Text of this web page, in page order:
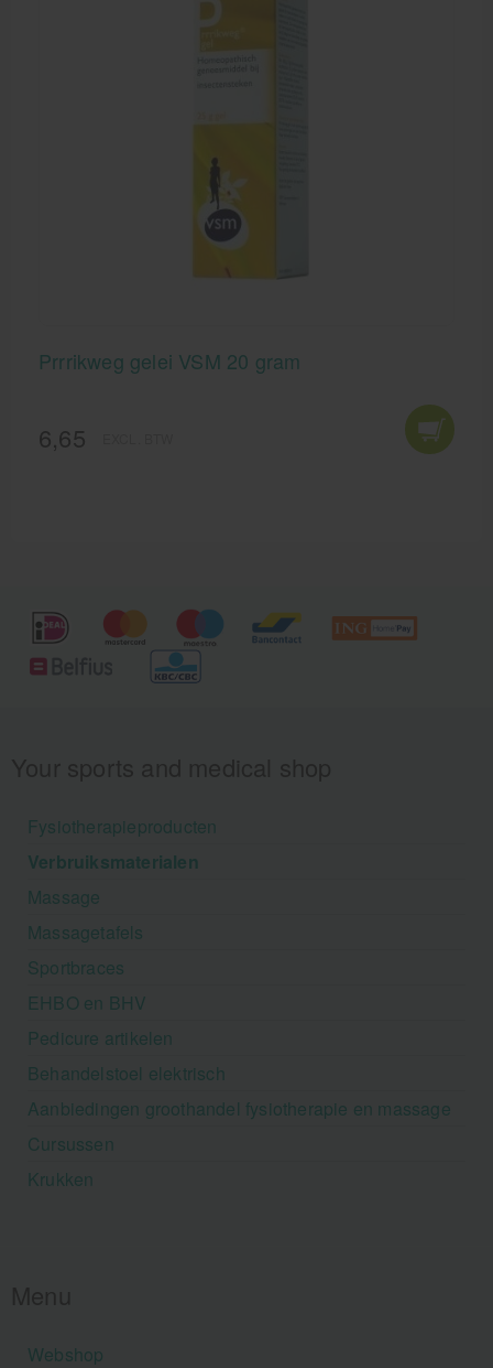
Prrrikweg gelei VSM 20 gram
6,65
Fysiotherapieproducten
Verbruiksmaterialen
Massage
Massagetafels
Sportbraces
EHBO en BHV
Pedicure artikelen
Behandelstoel elektrisch
Aanbiedingen groothandel fysiotherapie en massage
Cursussen
Krukken
Webshop